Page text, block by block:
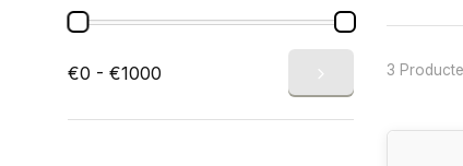
€0 - €1000 3